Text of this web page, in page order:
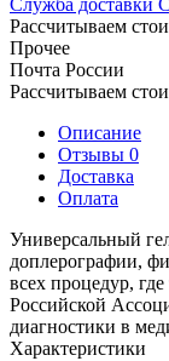
Служба
Рассчитываем
Прочее
Почта России
Рассчитываем
Описание
Отзывы 0
Доставка
Оплата
Универсальный
доплерографии,
всех процедур,
Российской
диагностики в
Характеристики